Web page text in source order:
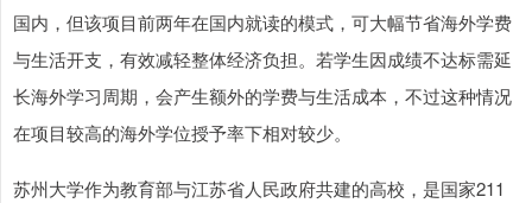
国内，但该项目前两年在国内就读的模式，可大幅节省海外学费
与生活开支，有效减轻整体经济负担。若学生因成绩不达标需延
长海外学习周期，会产生额外的学费与生活成本，不过这种情况
在项目较高的海外学位授予率下相对较少。
苏州大学作为教育部与江苏省人民政府共建的高校，是国家211